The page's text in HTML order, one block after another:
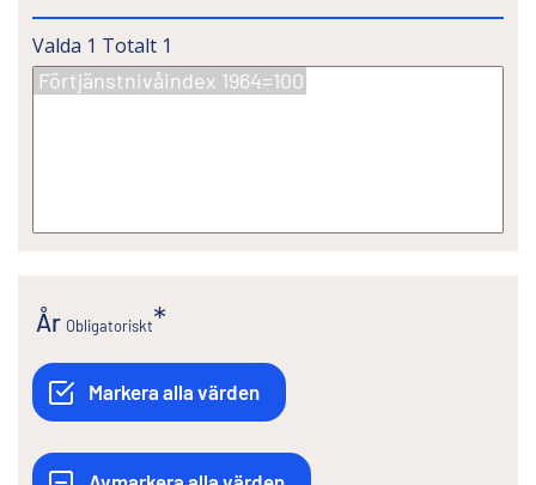
Valda 1 Totalt 1
År Obligatoriskt